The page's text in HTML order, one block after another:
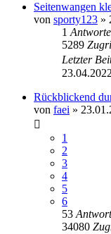
Seitenwangen
von sporty123 »
1
5289
Letzter
Rückblickend
von faei »
1
2
3
4
5
6
53
34080